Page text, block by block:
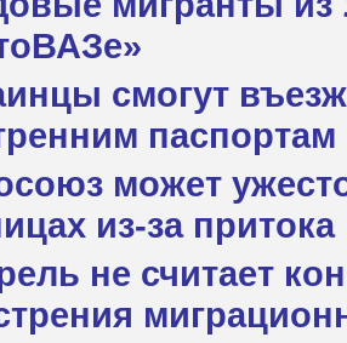
смогут
паспортам
может
из-за
не считает